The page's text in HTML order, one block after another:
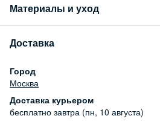
Материалы и уход
93% хлопок, 5% эластомультиэстер,
Бережная стирка при температуре
запрещена, отбеливание
запрещена
Доставка
Город
Москва
Доставка курьером
бесплатно завтра (пн, 10 августа)